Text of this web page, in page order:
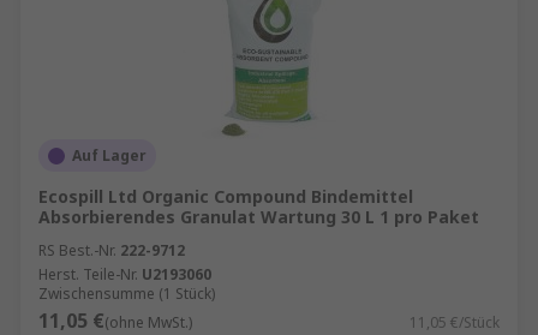
Auf Lager
Ecospill Ltd Organic Compound Bindemittel
Absorbierendes Granulat Wartung 30 L 1 pro Paket
RS Best.-Nr. 222-9712
Herst. Teile-Nr. U2193060
Zwischensumme (1 Stück)
11,05 €(ohne MwSt.) 11,05 €/Stück